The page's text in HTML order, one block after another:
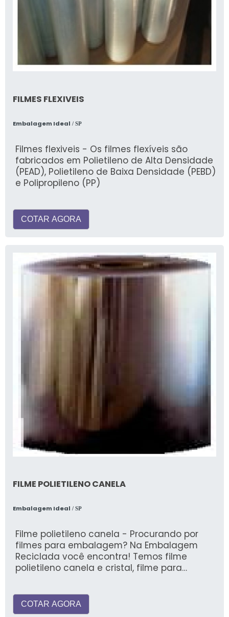
FILMES FLEXIVEIS
Embalagem Ideal / SP
Filmes flexiveis - Os filmes flexíveis são
fabricados em Polietileno de Alta Densidade
(PEAD), Polietileno de Baixa Densidade (PEBD)
e Polipropileno (PP)
COTAR AGORA
FILME POLIETILENO CANELA
Embalagem Ideal / SP
Filme polietileno canela - Procurando por
filmes para embalagem? Na Embalagem
Reciclada você encontra! Temos filme
polietileno canela e cristal, filme para
COTAR AGORA